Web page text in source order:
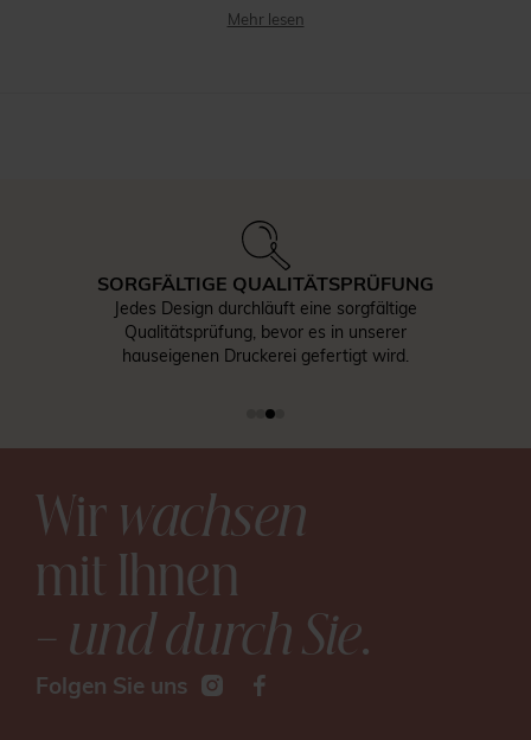
Mehr lesen
SORGFÄLTIGE QUALITÄTSPRÜFUNG
Jedes Design durchläuft eine sorgfältige
Qualitätsprüfung, bevor es in unserer
hauseigenen Druckerei gefertigt wird.
Wirwachsen
mit Ihnen
– und durch Sie.
Folgen Sie uns